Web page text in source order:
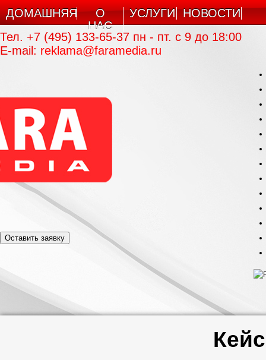
ДОМАШНЯЯ
О
НАС
УСЛУГИ НОВОСТИ
Тел. +7 (495) 133-65-37 пн - пт. c 9 до 18:00
E-mail: reklama@faramedia.ru
Оставить заявку